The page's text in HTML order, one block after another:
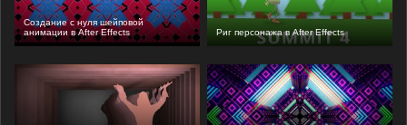
Создание с нуля шейповой
анимации в After Effects
Риг персонажа в After Effects